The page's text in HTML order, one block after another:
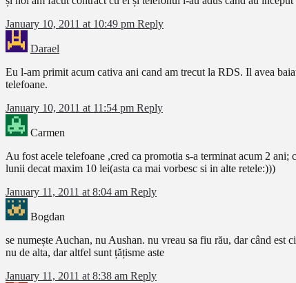
January 10, 2011 at 10:49 pm Reply
Darael
Eu l-am primit acum cativa ani cand am trecut la RDS. Il avea
telefoane.
January 10, 2011 at 11:54 pm Reply
Carmen
Au fost acele telefoane ,cred ca promotia s-a terminat acum 2
lunii decat maxim 10 lei(asta ca mai vorbesc si in alte retele:)))
January 11, 2011 at 8:04 am Reply
Bogdan
se numește Auchan, nu Aushan. nu vreau sa fiu rău, dar când
nu de alta, dar altfel sunt țățisme aste
January 11, 2011 at 8:38 am Reply